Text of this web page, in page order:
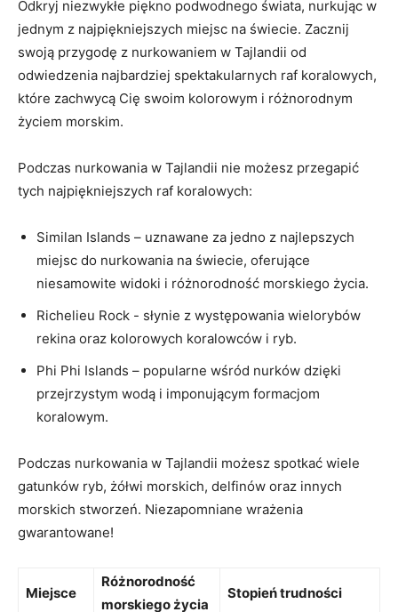
Odkryj⁢ niezwykłe piękno podwodnego ​świata, ⁣nurkując w
jednym z najpiękniejszych‌ miejsc na świecie. Zacznij‍
swoją przygodę z nurkowaniem w Tajlandii od
odwiedzenia ⁢najbardziej spektakularnych raf koralowych,
które‌ zachwycą Cię swoim kolorowym i‍ różnorodnym‍
życiem morskim.
Podczas‌ nurkowania w Tajlandii nie możesz przegapić
tych‍ najpiękniejszych raf koralowych:
Similan Islands⁤ – ⁢uznawane za jedno ⁣z najlepszych
miejsc do nurkowania na świecie, oferujące
⁢niesamowite widoki i różnorodność morskiego życia.
Richelieu Rock -⁢ słynie z występowania ‍wielorybów
rekina oraz ‍kolorowych‍ koralowców i ryb.
Phi ⁢Phi Islands – popularne wśród nurków dzięki
przejrzystym wodą i imponującym⁢ formacjom
koralowym.
Podczas nurkowania‍ w Tajlandii​ możesz spotkać⁣ wiele
gatunków ryb, żółwi morskich, delfinów ⁣oraz​ innych
morskich ⁣stworzeń. Niezapomniane wrażenia
gwarantowane!
Miejsce
Różnorodność
morskiego życia
Stopień trudności